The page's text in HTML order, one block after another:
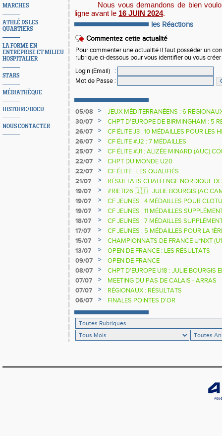
MARCHES
ATHLÉ DS LES
QUARTIERS
LA FORME EN
ENTREPRISE ET MILIEU
HOSPITALIER
STARS
MÉDIATHÈQUE
HISTOIRE/DOCU
NOUS CONTACTER
Nous vous demandons de bien
ligne avant le 16 JUIN 2024.
les Réactions
Commentez cette actualité
Pour commenter une actualité il faut posséder un
rubrique ci-dessous pour vous identifier ou vous
Login (Email)
:
Mot de Passe :
05/08 >
JEUX MÉDITERRANÉENS : 6
30/07
>
CHPT D'EUROPE DE BIRMINGHAM : 5
26/07
>
CF ÉLITE J3 : 10 MÉDAILLES POUR LES
26/07
>
CF ÉLITE #J2 : 7 MÉDAILLES
25/07
>
CF ÉLITE #J1 : ALIZÉE MINARD (AUC)
NATIONALE
22/07 >
CHPT DU MONDE U20
22/07
>
CF ÉLITE : LES QUALIFIÉS
21/07
>
RÉSULTATS CHALLENGE NORDIQUE
2025 2026
19/07 >
#RIETI26 🇮🇹 : JULIE BOURGIS (AC
D'EUROPE U18 DE LA PERCHE
19/07 >
CF JEUNES : 4 MÉDAILLES POUR
19/07
>
CF JEUNES : 11 MÉDAILLES
18/07
>
CF JEUNES : 7 MÉDAILLES
17/07
>
CF JEUNES : 5 MÉDAILLES POUR LA
15/07
>
CHAMPIONNATS DE FRANCE U*NXT
13/07
>
OPEN DE FRANCE : LES RÉSULTATS
09/07
>
OPEN DE FRANCE
08/07
>
CHPT D'EUROPE U18 : JULIE BOURGIS
07/07
>
MEETING DU PAS DE CALAIS - ARRAS
07/07
>
RÉGIONAUX : RÉSULTATS
06/07
> FINALES POINTES D'OR